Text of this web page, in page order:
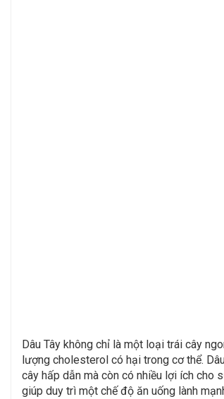
Dâu Tây không chỉ là một loại trái cây
lượng cholesterol có hại trong cơ thể.
cây hấp dẫn mà còn có nhiều lợi ích cho
giúp duy trì một chế độ ăn uống lành